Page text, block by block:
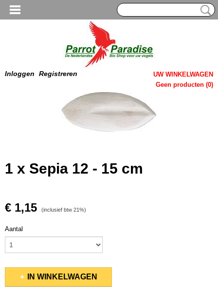
Inloggen Registreren
UW WINKELWAGEN
Geen producten (0)
1 x Sepia 12 - 15 cm
€ 1,15 (inclusief btw 21%)
Aantal
IN WINKELWAGEN